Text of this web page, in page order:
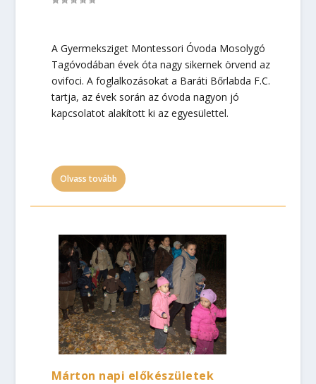
A Gyermeksziget Montessori Óvoda Mosolygó
Tagóvodában évek óta nagy sikernek örvend az
ovifoci. A foglalkozásokat a Baráti Bőrlabda F.C.
tartja, az évek során az óvoda nagyon jó
kapcsolatot alakított ki az egyesülettel.
Olvass tovább
Márton napi előkészületek